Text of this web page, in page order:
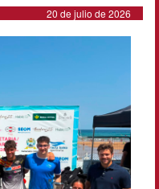
20 de julio de 2026